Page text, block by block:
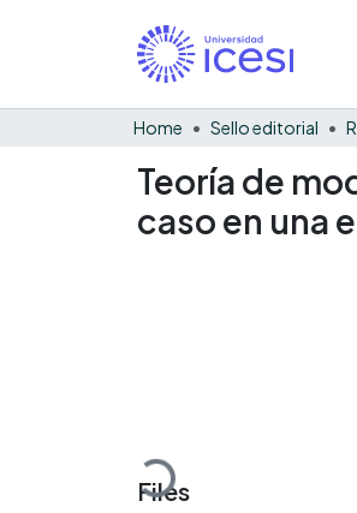
Home Sello editorial
Teoría de
caso en una
Loading...
Files